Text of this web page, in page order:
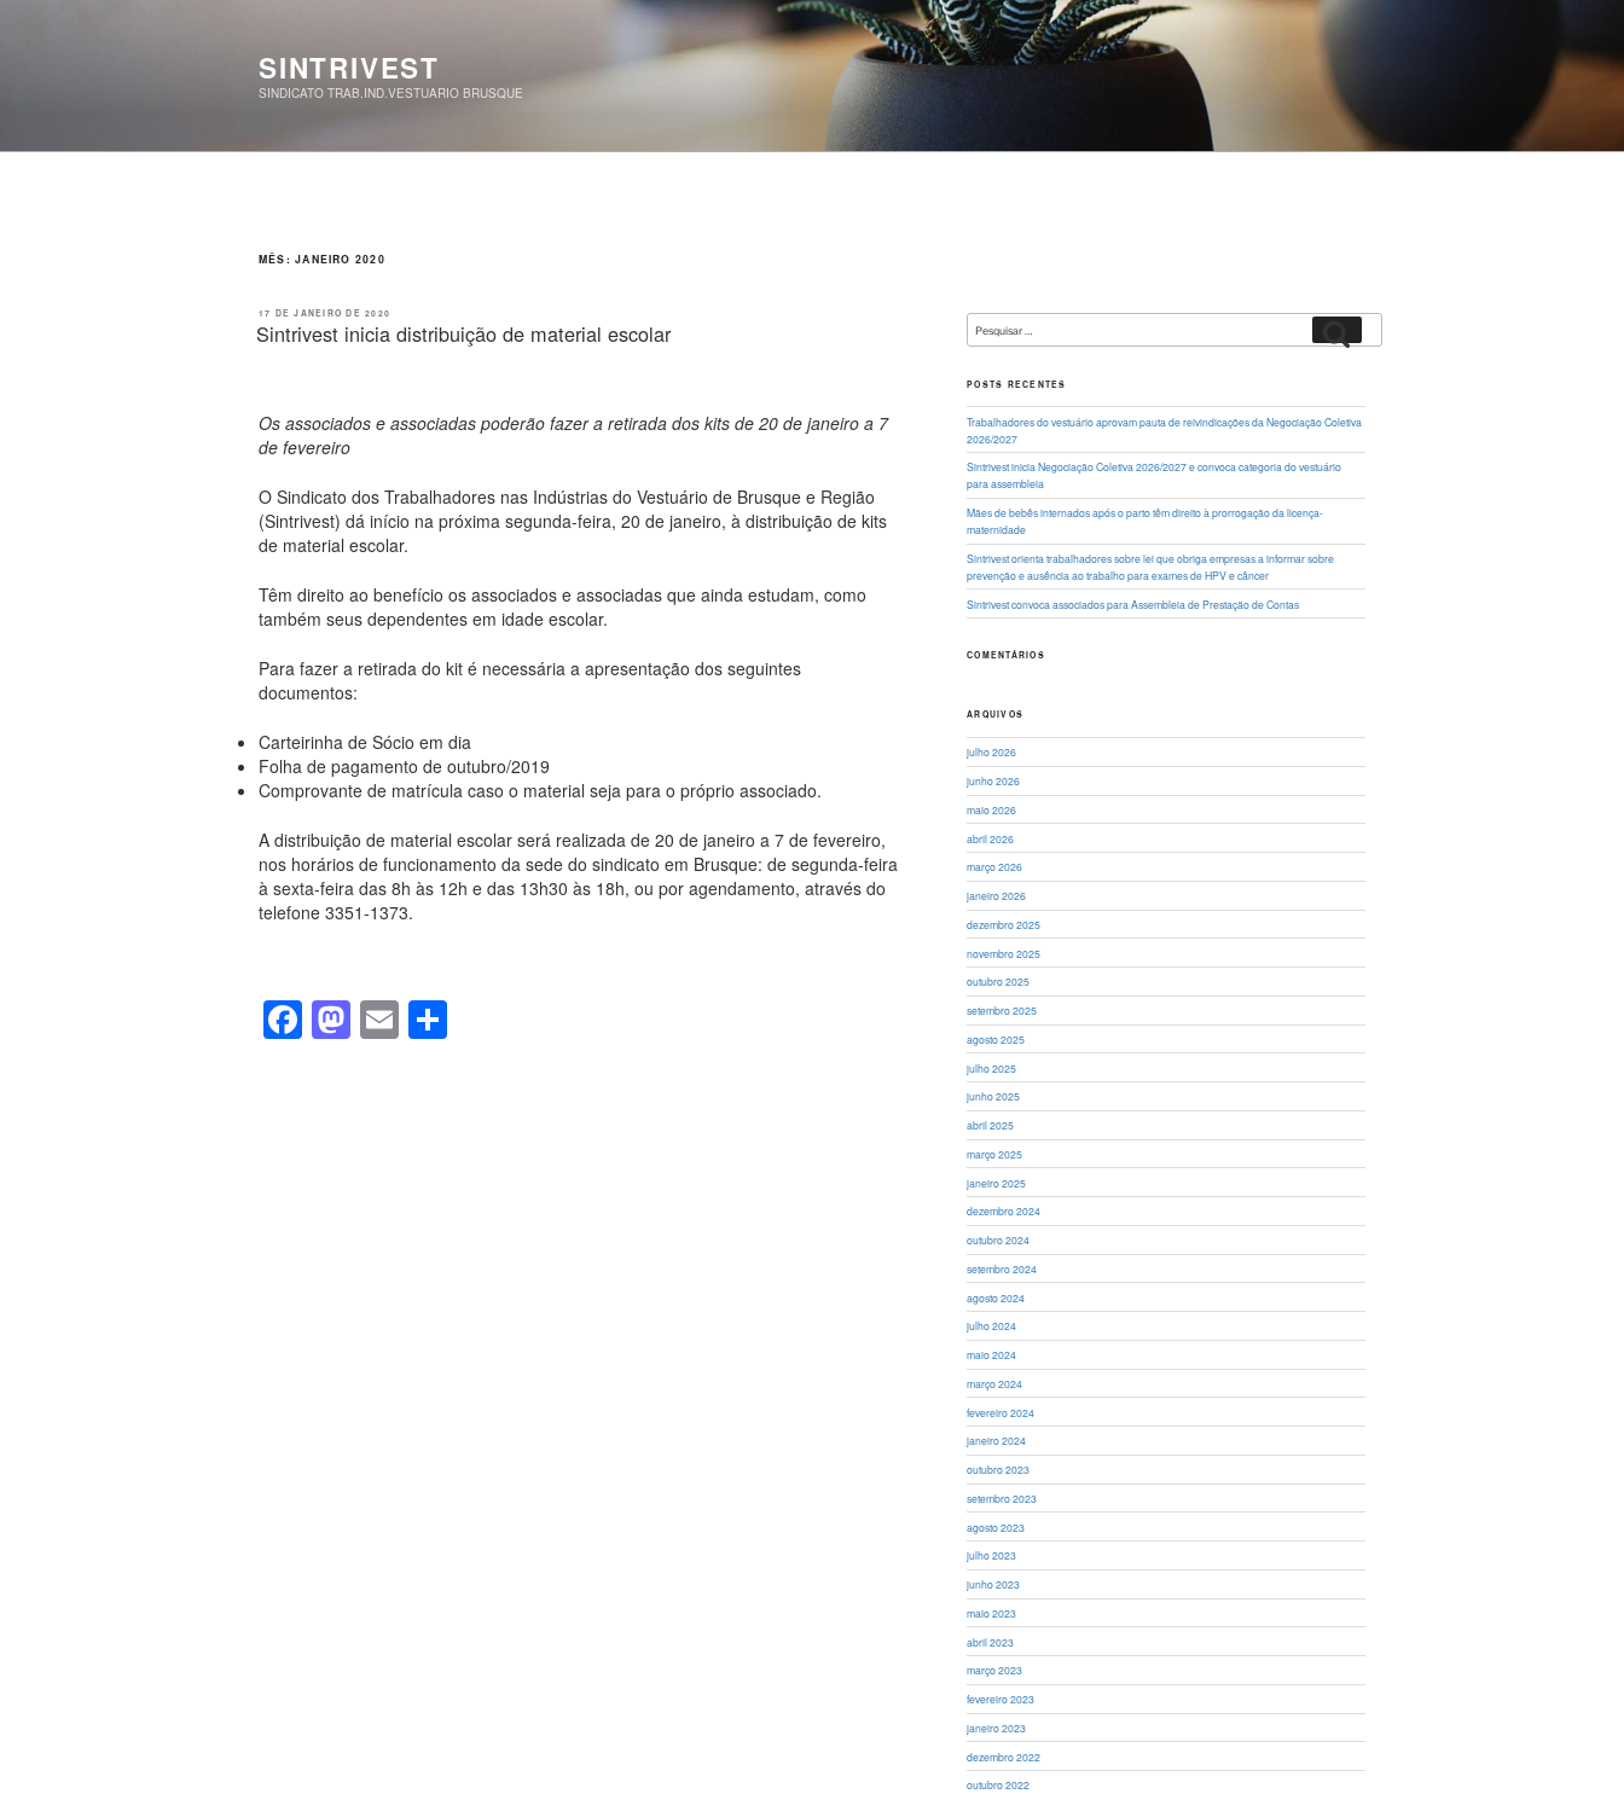
SINTRIVEST
SINDICATO TRAB.IND.VESTUARIO BRUSQUE
MÊS:JANEIRO 2020
PUBLICADO
17 DE JANEIRO DE 2020
Sintrivest inicia distribuição de material escolar
Os associados e associadas poderão fazer a retirada dos kits de 20 de janeiro a 7
de fevereiro
O Sindicato dos Trabalhadores nas Indústrias do Vestuário de Brusque e Região
(Sintrivest) dá início na próxima segunda-feira, 20 de janeiro, à distribuição de kits
de material escolar.
Têm direito ao benefício os associados e associadas que ainda estudam, como
também seus dependentes em idade escolar.
Para fazer a retirada do kit é necessária a apresentação dos seguintes
documentos:
Carteirinha de Sócio em dia
Folha de pagamento de outubro/2019
Comprovante de matrícula caso o material seja para o próprio associado.
A distribuição de material escolar será realizada de 20 de janeiro a 7 de fevereiro,
nos horários de funcionamento da sede do sindicato em Brusque: de segunda-feira
à sexta-feira das 8h às 12h e das 13h30 às 18h, ou por agendamento, através do
telefone 3351-1373.
F
a
M
a
E
m
Pesquisar
por:
POSTS RECENTES
Trabalhadores do vestuário aprovam pauta de reivindicações da Negociação Coletiva
2026/2027
Sintrivest inicia Negociação Coletiva 2026/2027 e convoca categoria do vestuário
para assembleia
Mães de bebês internados após o parto têm direito à prorrogação da licença-
maternidade
Sintrivest orienta trabalhadores sobre lei que obriga empresas a informar sobre
prevenção e ausência ao trabalho para exames de HPV e câncer
Sintrivest convoca associados para Assembleia de Prestação de Contas
COMENTÁRIOS
ARQUIVOS
julho 2026
junho 2026
maio 2026
abril 2026
março 2026
janeiro 2026
dezembro 2025
novembro 2025
outubro 2025
setembro 2025
agosto 2025
julho 2025
junho 2025
abril 2025
março 2025
janeiro 2025
dezembro 2024
outubro 2024
setembro 2024
agosto 2024
julho 2024
maio 2024
março 2024
fevereiro 2024
janeiro 2024
outubro 2023
setembro 2023
agosto 2023
julho 2023
junho 2023
maio 2023
abril 2023
março 2023
fevereiro 2023
janeiro 2023
dezembro 2022
outubro 2022